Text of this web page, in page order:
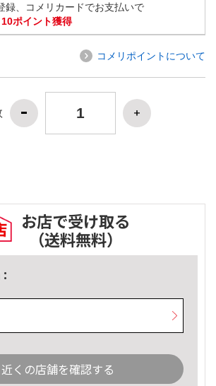
録、コメリカードでお支払いで
10ポイント獲得
コメリポイントについて
お店で受け取る
（送料無料）
近くの店舗を確認する